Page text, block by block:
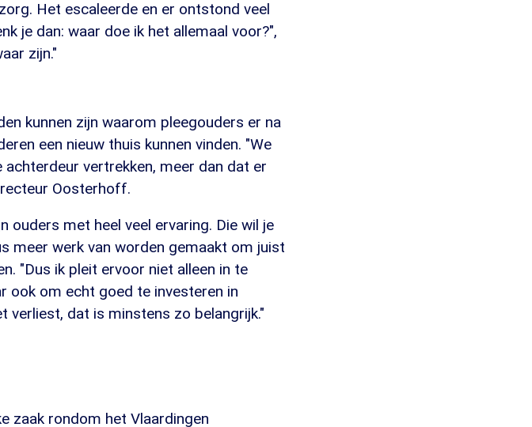
Het escaleerde en er ontstond veel
je dan: waar doe ik het allemaal voor?",
zijn."
kunnen zijn waarom pleegouders er na
een nieuw thuis kunnen vinden. "We
vertrekken, meer dan dat er
Oosterhoff.
ouders met heel veel ervaring. Die wil je
meer werk van worden gemaakt om juist
"Dus ik pleit ervoor niet alleen in te
ook om echt goed te investeren in
verliest, dat is minstens zo belangrijk."
zaak rondom het Vlaardingen